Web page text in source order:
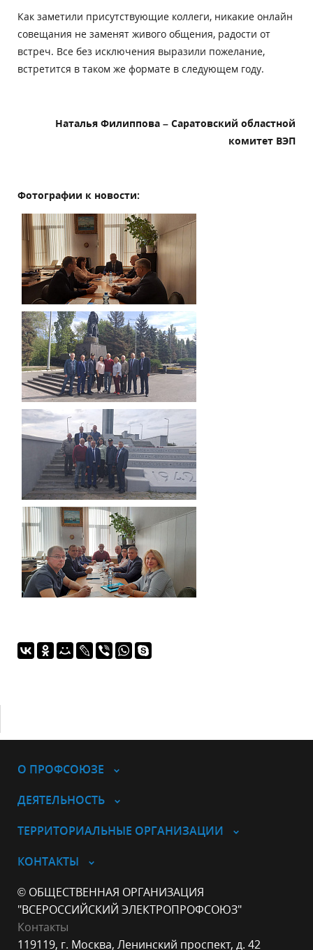
Как заметили присутствующие коллеги, никакие онлайн
совещания не заменят живого общения, радости от
встреч. Все без исключения выразили пожелание,
встретится в таком же формате в следующем году.
Наталья Филиппова – Саратовский областной
комитет ВЭП
Фотографии к новости:
О ПРОФСОЮЗЕ
ДЕЯТЕЛЬНОСТЬ
ТЕРРИТОРИАЛЬНЫЕ ОРГАНИЗАЦИИ
КОНТАКТЫ
© ОБЩЕСТВЕННАЯ ОРГАНИЗАЦИЯ
"ВСЕРОССИЙСКИЙ ЭЛЕКТРОПРОФСОЮЗ"
Контакты
119119, г. Москва, Ленинский проспект, д. 42